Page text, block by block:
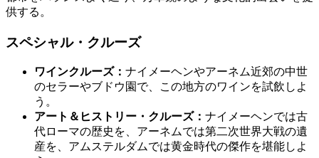
供する。
スペシャル・クルーズ
ワインクルーズ： ナイメーヘンやアーネム近郊の中世
のセラーやブドウ園で、この地方のワインを試飲しよ
う。
アート＆ヒストリー・クルーズ： ナイメーヘンでは古
代ローマの歴史を、アーネムでは第二次世界大戦の遺
産を、アムステルダムでは黄金時代の傑作を堪能しよ